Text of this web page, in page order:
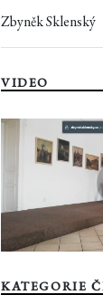
Zbyněk Sklenský
VIDEO
KATEGORIE